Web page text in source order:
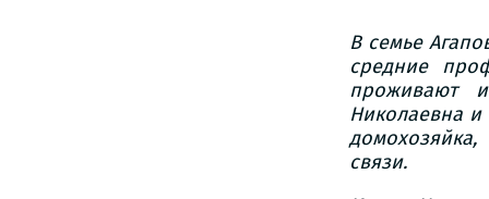
В семье
средние
проживают
Николаевна
связи.